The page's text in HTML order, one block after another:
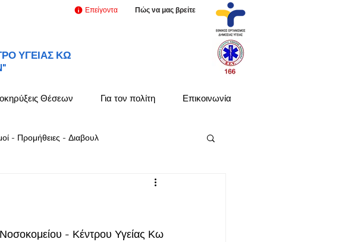
ΥΓΕΙΑΣ ΚΩ
Επείγοντα Πώς να μας βρείτε
Θέσεων Για τον πολίτη Επικοινωνία
- Προμήθειες - Διαβουλ
- Κέντρου Υγείας Κω